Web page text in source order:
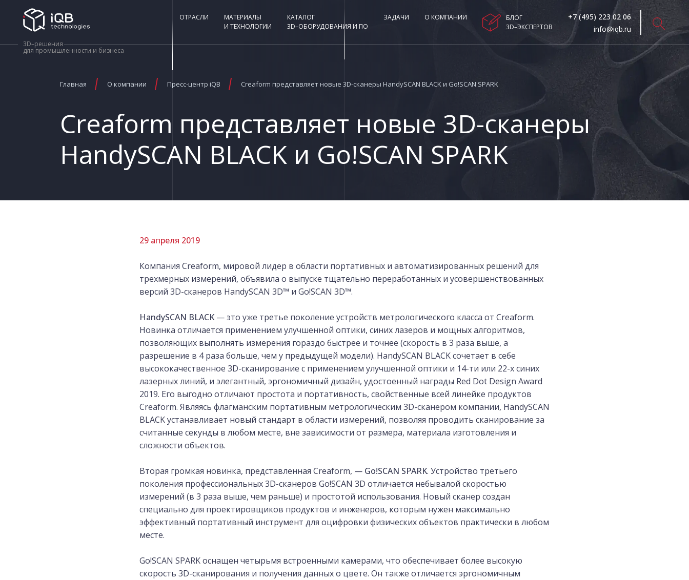
3D–решения
для промышленности и бизнеса
ОТРАСЛИ
МАТЕРИАЛЫ
И ТЕХНОЛОГИИ
КАТАЛОГ
3D–ОБОРУДОВАНИЯ И ПО
ЗАДАЧИ О КОМПАНИИ
БЛОГ
3D–ЭКСПЕРТОВ
+7 (495) 223 02 06
info@iqb.ru
Главная О компании Пресс-центр iQB Creaform представляет новые 3D-сканеры HandySCAN BLACK и Go!SCAN SPARK
Creaform представляет новые 3D-сканеры
HandySCAN BLACK и Go!SCAN SPARK
29 апреля 2019
Компания Creaform, мировой лидер в области портативных и автоматизированных решений для
трехмерных измерений, объявила о выпуске тщательно переработанных и усовершенствованных
версий 3D-сканеров HandySCAN 3D™ и Go!SCAN 3D™.
HandySCAN BLACK— это уже третье поколение устройств метрологического класса от Creaform.
Новинка отличается применением улучшенной оптики, синих лазеров и мощных алгоритмов,
позволяющих выполнять измерения гораздо быстрее и точнее (скорость в 3 раза выше, а
разрешение в 4 раза больше, чем у предыдущей модели). HandySCAN BLACK сочетает в себе
высококачественное 3D-сканирование с применением улучшенной оптики и 14-ти или 22-х синих
лазерных линий, и элегантный, эргономичный дизайн, удостоенный награды Red Dot Design Award
2019. Его выгодно отличают простота и портативность, свойственные всей линейке продуктов
Creaform. Являясь флагманским портативным метрологическим 3D-сканером компании, HandySCAN
BLACK устанавливает новый стандарт в области измерений, позволяя проводить сканирование за
считанные секунды в любом месте, вне зависимости от размера, материала изготовления и
сложности объектов.
Вторая громкая новинка, представленная Creaform, — Go!SCAN SPARK. Устройство третьего
поколения профессиональных 3D-сканеров Go!SCAN 3D отличается небывалой скоростью
измерений (в 3 раза выше, чем раньше) и простотой использования. Новый сканер создан
специально для проектировщиков продуктов и инженеров, которым нужен максимально
эффективный портативный инструмент для оцифровки физических объектов практически в любом
месте.
Go!SCAN SPARK оснащен четырьмя встроенными камерами, что обеспечивает более высокую
скорость 3D-сканирования и получения данных о цвете. Он также отличается эргономичным